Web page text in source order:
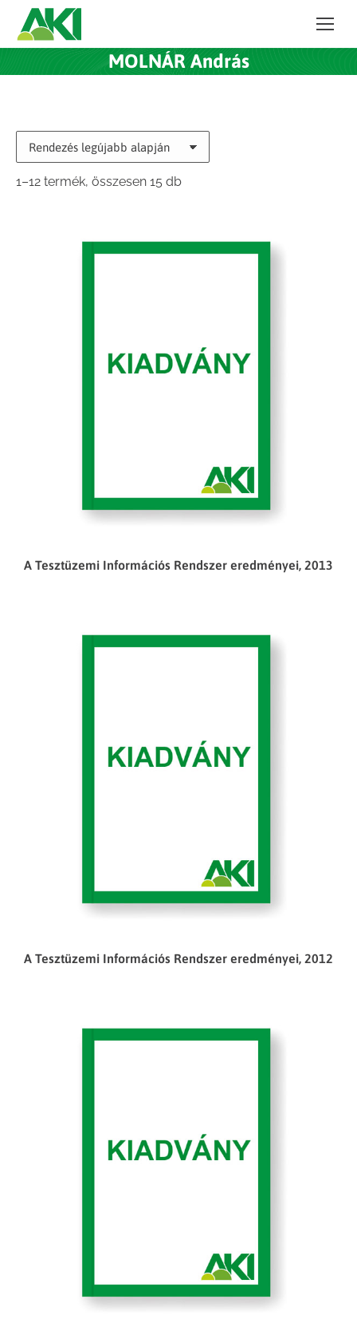
MOLNÁR András
1–12 termék, összesen 15 dbSorted
A Tesztüzemi Információs Rendszer eredményei, 2013
A Tesztüzemi Információs Rendszer eredményei, 2012